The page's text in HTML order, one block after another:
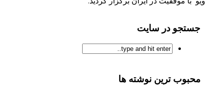
جستجو در سایت
محبوب ترین نوشته ها